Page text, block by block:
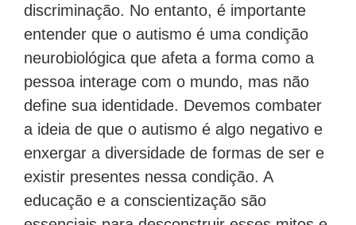
discriminação. No entanto, é importante
entender que o autismo é uma condição
neurobiológica que afeta a forma como a
pessoa interage com o mundo, mas não
define sua identidade. Devemos combater
a ideia de que o autismo é algo negativo e
enxergar a diversidade de formas de ser e
existir presentes nessa condição. A
educação e a conscientização são